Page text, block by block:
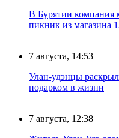
В Бурятии компания
пикник из магазина
7 августа, 14:53
Улан-удэнцы
подарком в жизни
7 августа, 12:38